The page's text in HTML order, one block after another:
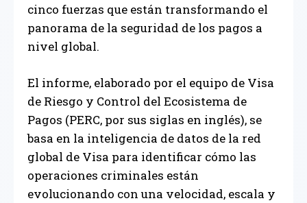
cinco fuerzas que están transformando el
panorama de la seguridad de los pagos a
nivel global.
El informe, elaborado por el equipo de Visa
de Riesgo y Control del Ecosistema de
Pagos (PERC, por sus siglas en inglés), se
basa en la inteligencia de datos de la red
global de Visa para identificar cómo las
operaciones criminales están
evolucionando con una velocidad, escala y